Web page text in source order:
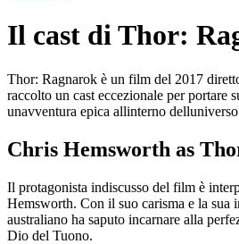
Il cast di Thor:
Thor: Ragnarok è un film del 2017
raccolto un cast eccezionale per portare
unavventura epica allinterno
Chris Hemsworth as
Il protagonista indiscusso del film è
Hemsworth. Con il suo carisma e la sua
australiano ha saputo incarnare alla
Dio del Tuono.